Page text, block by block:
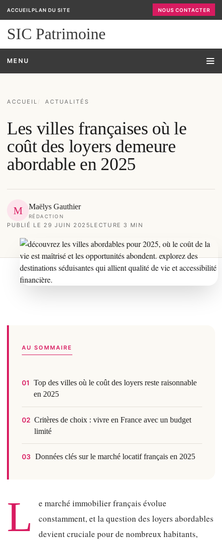
ACCUEIL PLAN DU SITE NOUS CONTACTER
SIC Patrimoine
MENU
ACCUEIL ACTUALITÉS
Les villes françaises où le
coût des loyers demeure
abordable en 2025
M Maëlys Gauthier
RÉDACTION
PUBLIÉ LE 29 JUIN 2025LECTURE 3 MIN
AU SOMMAIRE
01
Top des villes où le coût des loyers reste raisonnable
en 2025
02 Critères de choix : vivre en France avec un budget
limité
03 Données clés sur le marché locatif français en 2025
L
e marché immobilier français évolue
constamment, et la question des loyers abordables
devient cruciale pour de nombreux habitants,